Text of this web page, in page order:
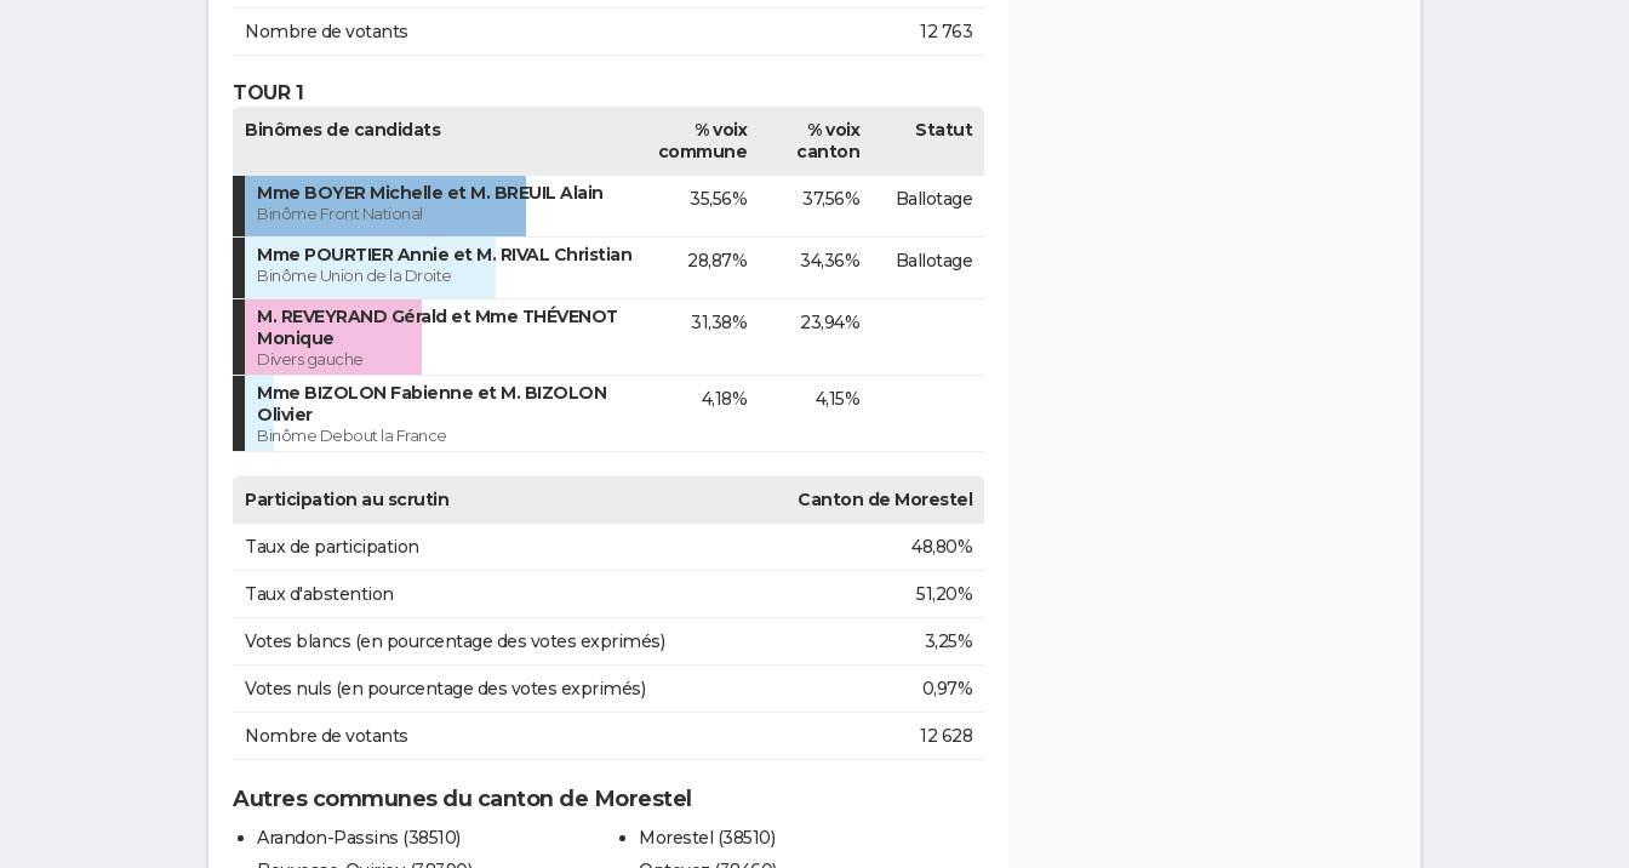
Nombre de votants 12 763
TOUR 1
Binômes de candidats
% voix
commune
% voix
canton
Statut
Mme BOYER Michelle et M. BREUIL Alain
Binôme Front National
35,56% 37,56% Ballotage
Mme POURTIER Annie et M. RIVAL Christian
Binôme Union de la Droite
28,87% 34,36% Ballotage
M. REVEYRAND Gérald et Mme THÉVENOT
Monique
Divers gauche
31,38% 23,94%
Mme BIZOLON Fabienne et M. BIZOLON
Olivier
Binôme Debout la France
4,18% 4,15%
Participation au scrutin Canton de Morestel
Taux de participation 48,80%
Taux d'abstention 51,20%
Votes blancs (en pourcentage des votes exprimés) 3,25%
Votes nuls (en pourcentage des votes exprimés) 0,97%
Nombre de votants 12 628
Autres communes du canton de Morestel
Arandon-Passins (38510)
Morestel (38510)